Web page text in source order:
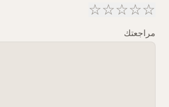
☆
☆
☆
☆
☆
مراجعتك